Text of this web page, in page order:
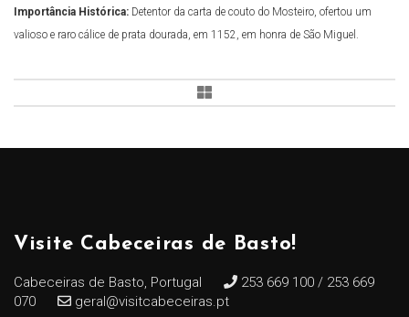
Importância Histórica: Detentor da carta de couto do Mosteiro, ofertou um
valioso e raro cálice de prata dourada, em 1152, em honra de São Miguel.
Visite Cabeceiras de Basto!
Cabeceiras de Basto, Portugal
253 669 100 / 253 669
070
geral@visitcabeceiras.pt